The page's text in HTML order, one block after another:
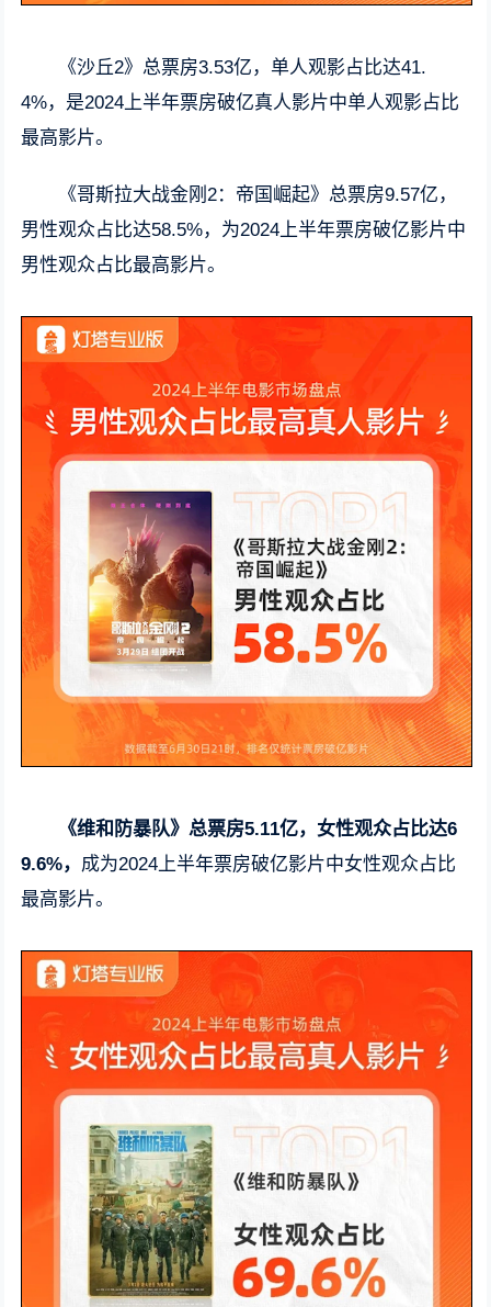
《沙丘2》总票房3.53亿，单人观影占比达41.
4%，是2024上半年票房破亿真人影片中单人观影占比
最高影片。
《哥斯拉大战金刚2：帝国崛起》总票房9.57亿，
男性观众占比达58.5%，为2024上半年票房破亿影片中
男性观众占比最高影片。
《维和防暴队》总票房5.11亿，女性观众占比达6
9.6%， 成为2024上半年票房破亿影片中女性观众占比
最高影片。